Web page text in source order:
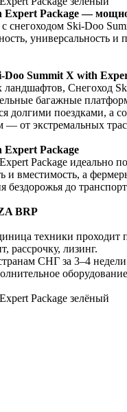
Expert Package —
снегоходом Ski-Doo
универсальность
Summit X with
Снегоход
багажные
долгими поездками, а
от экстремальных
Expert Package
Package идеально
вместимость, а
до
BRP
техники проходит
рассрочку, лизинг.
СНГ за 3–4
Package зелёный